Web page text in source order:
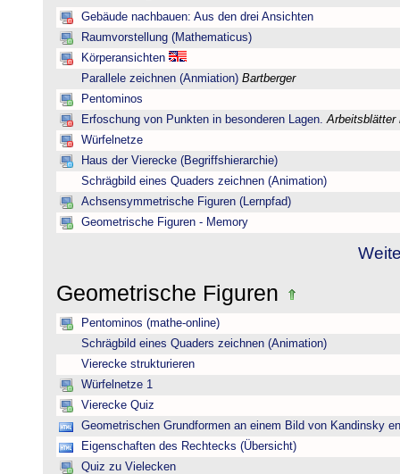
Gebäude nachbauen: Aus den drei Ansichten
Raumvorstellung (Mathematicus)
Körperansichten
Parallele zeichnen (Anmiation) Bartberger
Pentominos
Erfoschung von Punkten in besonderen Lagen. Arbeitsblätter
Würfelnetze
Haus der Vierecke (Begriffshierarchie)
Schrägbild eines Quaders zeichnen (Animation)
Achsensymmetrische Figuren (Lernpfad)
Geometrische Figuren - Memory
Geometrische Figuren
Pentominos (mathe-online)
Schrägbild eines Quaders zeichnen (Animation)
Vierecke strukturieren
Würfelnetze 1
Vierecke Quiz
Geometrischen Grundformen an einem Bild von Kandinsky
Eigenschaften des Rechtecks (Übersicht)
Quiz zu Vielecken